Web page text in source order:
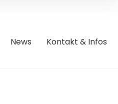
News Kontakt & Infos